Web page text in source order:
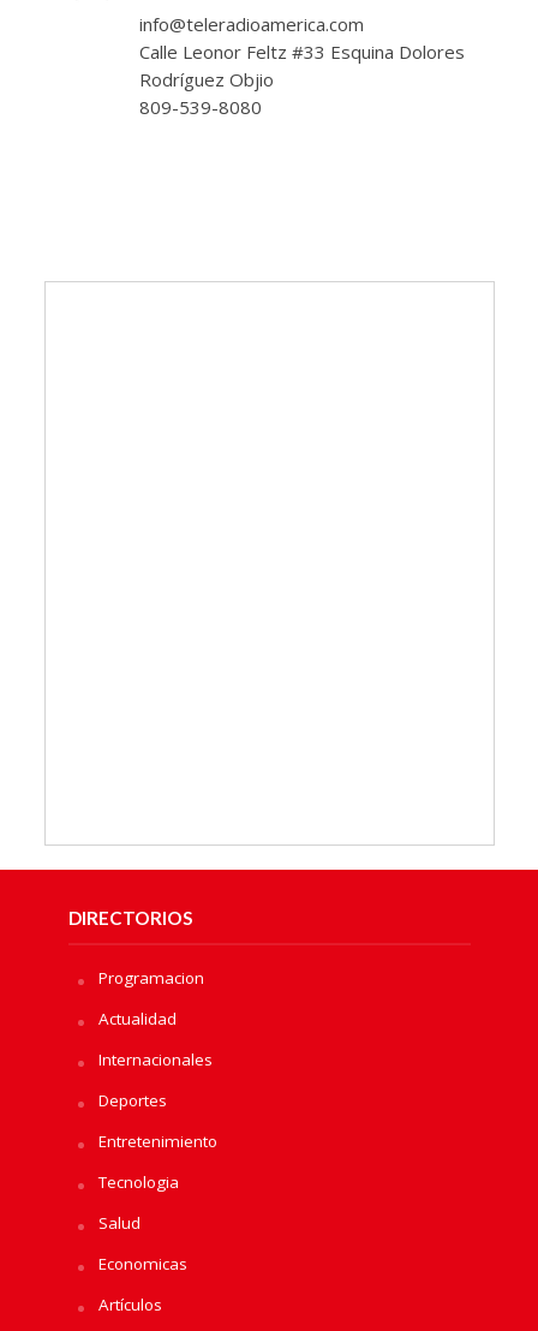
info@teleradioamerica.com
Calle Leonor Feltz #33 Esquina Dolores
Rodríguez Objio
809-539-8080
DIRECTORIOS
Programacion
Actualidad
Internacionales
Deportes
Entretenimiento
Tecnologia
Salud
Economicas
Artículos